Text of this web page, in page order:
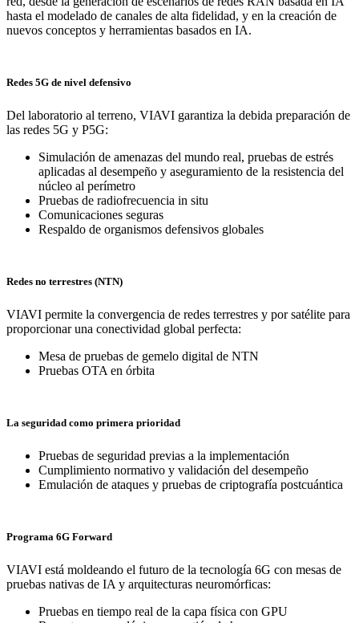
hasta el modelado de canales de alta fidelidad, y en la creación de
nuevos conceptos y herramientas basados en IA.
Redes 5G de nivel defensivo
Del laboratorio al terreno, VIAVI garantiza la debida preparación de
las redes 5G y P5G:
Simulación de amenazas del mundo real, pruebas de estrés
aplicadas al desempeño y aseguramiento de la resistencia del
núcleo al perímetro
Pruebas de radiofrecuencia in situ
Comunicaciones seguras
Respaldo de organismos defensivos globales
Redes no terrestres (NTN)
VIAVI permite la convergencia de redes terrestres y por satélite para
proporcionar una conectividad global perfecta:
Mesa de pruebas de gemelo digital de NTN
Pruebas OTA en órbita
La seguridad como primera prioridad
Pruebas de seguridad previas a la implementación
Cumplimiento normativo y validación del desempeño
Emulación de ataques y pruebas de criptografía postcuántica
Programa 6G Forward
VIAVI está moldeando el futuro de la tecnología 6G con mesas de
pruebas nativas de IA y arquitecturas neuromórficas:
Pruebas en tiempo real de la capa física con GPU